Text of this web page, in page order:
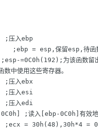
入ebp
= esp,保留esp,待函数调
为该函数留出
中使用这些寄存器。
入ebx
压入esi
入edi
入[ebp-0C0h]有效地址,即
= 30h(48),30h*4 =